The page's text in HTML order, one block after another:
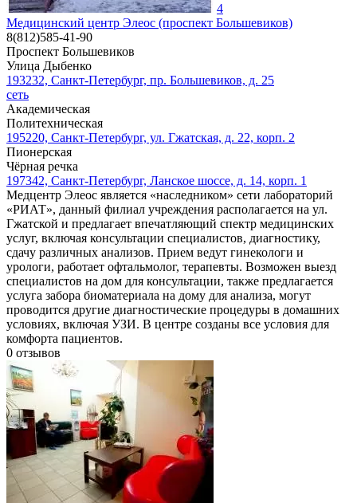
4
Медицинский центр Элеос (проспект Большевиков)
8(812)585-41-90
Проспект Большевиков
Улица Дыбенко
193232, Санкт-Петербург, пр. Большевиков, д. 25
сеть
Академическая
Политехническая
195220, Санкт-Петербург, ул. Гжатская, д. 22, корп. 2
Пионерская
Чёрная речка
197342, Санкт-Петербург, Ланское шоссе, д. 14, корп. 1
Медцентр Элеос является «наследником» сети лабораторий
«РИАТ», данный филиал учреждения располагается на ул.
Гжатской и предлагает впечатляющий спектр медицинских
услуг, включая консультации специалистов, диагностику,
сдачу различных анализов. Прием ведут гинекологи и
урологи, работает офтальмолог, терапевты. Возможен выезд
специалистов на дом для консультации, также предлагается
услуга забора биоматериала на дому для анализа, могут
проводится другие диагностические процедуры в домашних
условиях, включая УЗИ. В центре созданы все условия для
комфорта пациентов.
0 отзывов